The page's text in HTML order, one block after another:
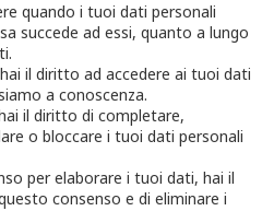
quando i tuoi dati personali
succede ad essi, quanto a lungo
il diritto ad accedere ai tuoi dati
a conoscenza.
il diritto di completare,
o bloccare i tuoi dati personali
per elaborare i tuoi dati, hai il
consenso e di eliminare i